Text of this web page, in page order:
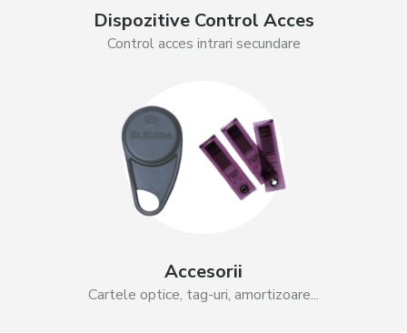
Dispozitive Control Acces
Control acces intrari secundare
Accesorii
Cartele optice, tag-uri, amortizoare...